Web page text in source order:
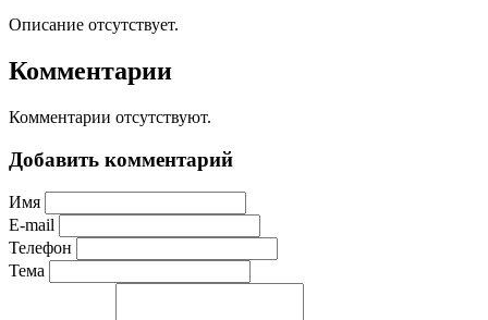
Описание отсутствует.
Комментарии
Комментарии отсутствуют.
Добавить комментарий
Имя
E-mail
Телефон
Тема